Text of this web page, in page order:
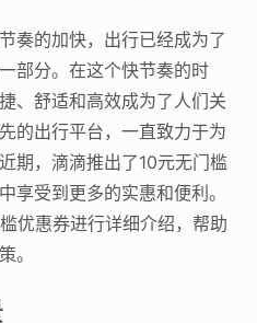
奏的加快，出行已经成为了
部分。在这个快节奏的时
、舒适和高效成为了人们关
的出行平台，一直致力于为
期，滴滴推出了10元无门槛
享受到更多的实惠和便利。
优惠券进行详细介绍，帮助
。